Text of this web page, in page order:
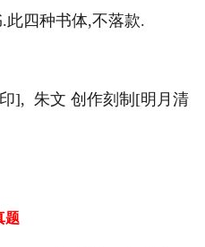
四种书体,不落款.
], 朱文 创作刻制[明月清
题